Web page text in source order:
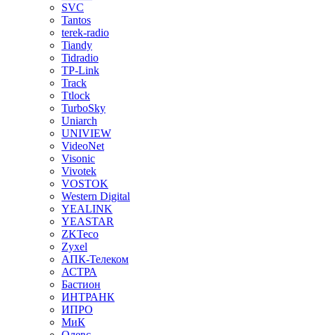
SVC
Tantos
terek-radio
Tiandy
Tidradio
TP-Link
Track
Ttlock
TurboSky
Uniarch
UNIVIEW
VideoNet
Visonic
Vivotek
VOSTOK
Western Digital
YEALINK
YEASTAR
ZKTeco
Zyxel
АПК-Телеком
АСТРА
Бастион
ИНТРАНК
ИПРО
МиК